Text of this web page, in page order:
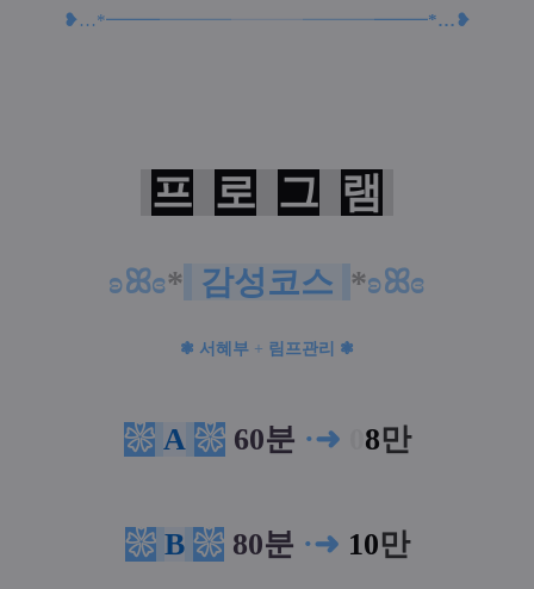
❥…*━━━━━━━━━━━━━━━━━━*…❥
프 로 그 램
ʚꕤɞ* 감성코스 *ʚꕤɞ
❃ 서혜부 + 림프관리 ❃
❀ A ❀60분 ·➜ 8만
❀ B ❀80분 ·➜ 10만